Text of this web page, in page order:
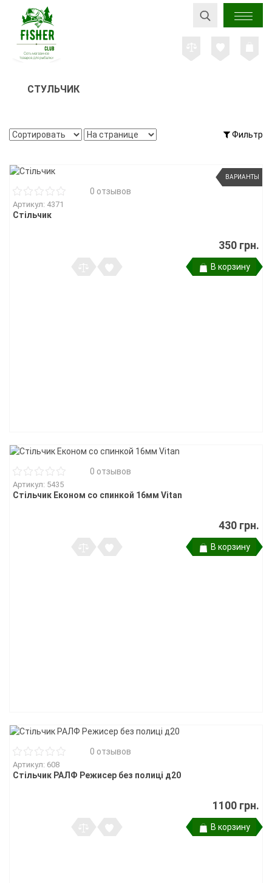
СТУЛЬЧИК
Фильтр
ВАРИАНТЫ
0 отзывов
Артикул: 4371
Стільчик
350 грн.
В корзину
0 отзывов
Артикул: 5435
Стільчик Економ со спинкой 16мм Vitan
430 грн.
В корзину
0 отзывов
Артикул: 608
Стільчик РАЛФ Режисер без полиці д20
1100 грн.
В корзину